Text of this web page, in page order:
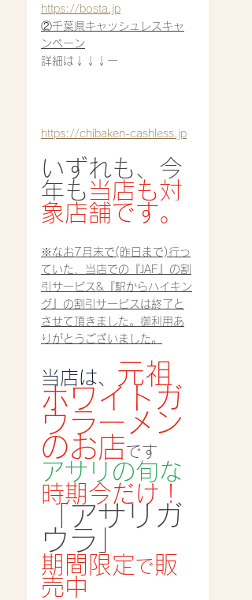
https://bosta.jp
②千葉県キャッシュレスキャ
ンペーン
詳細は↓↓↓ー
https://chibaken-cashless.jp
いずれも、今
年も 当店も対
象店舗です。
※なお7月末で(昨日まで)行っ
ていた、当店での『JAF』の割
引サービス&『駅からハイキン
グ』の割引サービスは終了と
させて頂きました。御利用あ
りがとうございました。
当店は、 元祖
ホワイトガ
ウラーメン
のお店です
アサリの旬な
時期今だけ！
「アサリガ
ウラ」
期間限定で販
売中